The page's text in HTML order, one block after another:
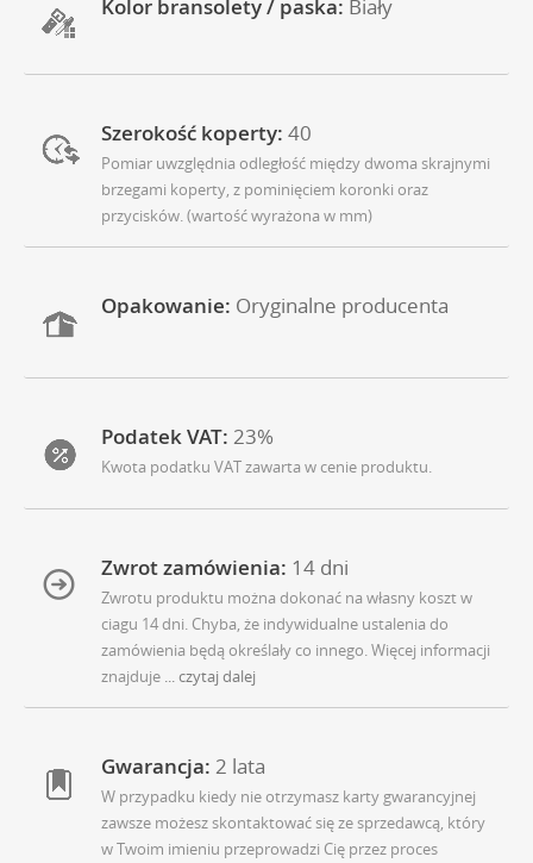
Kolor bransolety / paska: Biały
Szerokość koperty: 40
Pomiar uwzględnia odległość między dwoma skrajnymi
brzegami koperty, z pominięciem koronki oraz
przycisków. (wartość wyrażona w mm)
Opakowanie: Oryginalne producenta
Podatek VAT: 23%
Kwota podatku VAT zawarta w cenie produktu.
Zwrot zamówienia: 14 dni
Zwrotu produktu można dokonać na własny koszt w
ciagu 14 dni. Chyba, że indywidualne ustalenia do
zamówienia będą określały co innego. Więcej informacji
znajduje ... czytaj dalej
Gwarancja: 2 lata
W przypadku kiedy nie otrzymasz karty gwarancyjnej
zawsze możesz skontaktować się ze sprzedawcą, który
w Twoim imieniu przeprowadzi Cię przez proces